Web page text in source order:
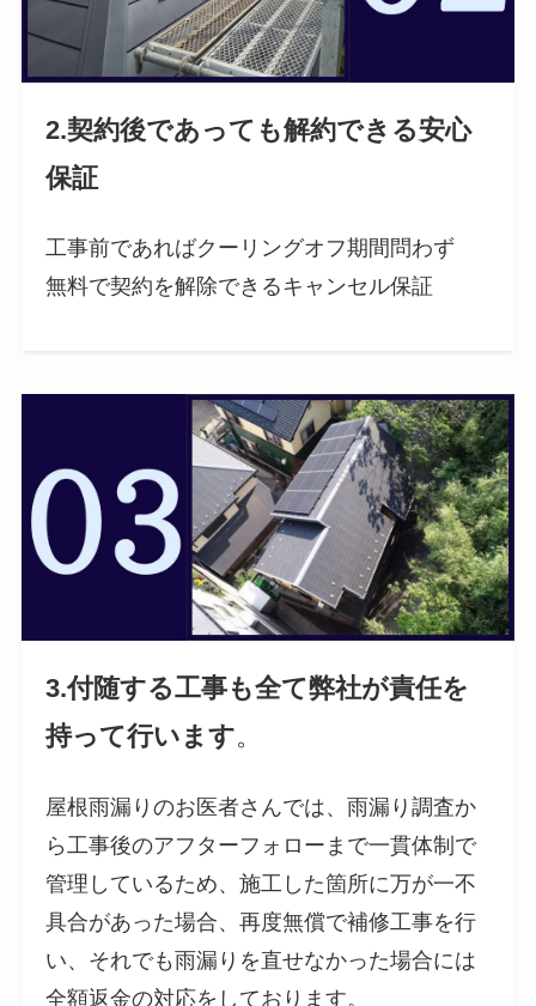
2.契約後であっても解約できる安心
保証
工事前であればクーリングオフ期間問わず
無料で契約を解除できるキャンセル保証
3.付随する工事も全て弊社が責任を
持って行います。
屋根雨漏りのお医者さんでは、雨漏り調査か
ら工事後のアフターフォローまで一貫体制で
管理しているため、施工した箇所に万が一不
具合があった場合、再度無償で補修工事を行
い、それでも雨漏りを直せなかった場合には
全額返金の対応をしております。